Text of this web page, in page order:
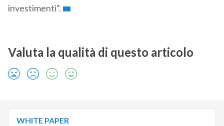
investimenti”.
Valuta la qualità di questo articolo
WHITE PAPER